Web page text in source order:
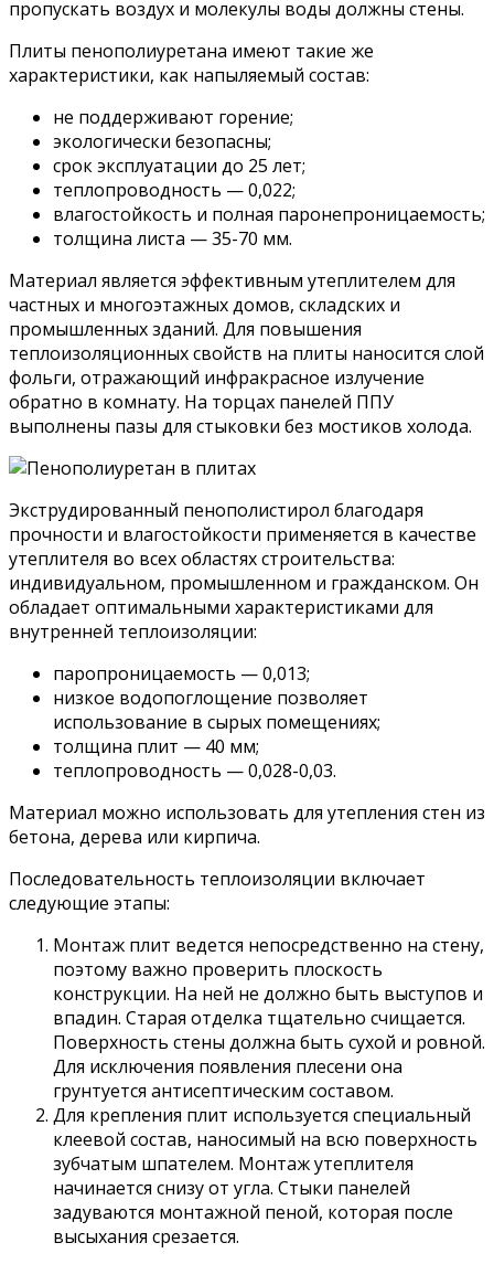
пропускать воздух и молекулы воды должны стены.
Плиты пенополиуретана имеют такие же
характеристики, как напыляемый состав:
не поддерживают горение;
экологически безопасны;
срок эксплуатации до 25 лет;
теплопроводность — 0,022;
влагостойкость и полная паронепроницаемость;
толщина листа — 35-70 мм.
Материал является эффективным утеплителем для
частных и многоэтажных домов, складских и
промышленных зданий. Для повышения
теплоизоляционных свойств на плиты наносится слой
фольги, отражающий инфракрасное излучение
обратно в комнату. На торцах панелей ППУ
выполнены пазы для стыковки без мостиков холода.
Экструдированный пенополистирол благодаря
прочности и влагостойкости применяется в качестве
утеплителя во всех областях строительства:
индивидуальном, промышленном и гражданском. Он
обладает оптимальными характеристиками для
внутренней теплоизоляции:
паропроницаемость — 0,013;
низкое водопоглощение позволяет
использование в сырых помещениях;
толщина плит — 40 мм;
теплопроводность — 0,028-0,03.
Материал можно использовать для утепления стен из
бетона, дерева или кирпича.
Последовательность теплоизоляции включает
следующие этапы:
Монтаж плит ведется непосредственно на стену,
поэтому важно проверить плоскость
конструкции. На ней не должно быть выступов и
впадин. Старая отделка тщательно счищается.
Поверхность стены должна быть сухой и ровной.
Для исключения появления плесени она
грунтуется антисептическим составом.
Для крепления плит используется специальный
клеевой состав, наносимый на всю поверхность
зубчатым шпателем. Монтаж утеплителя
начинается снизу от угла. Стыки панелей
задуваются монтажной пеной, которая после
высыхания срезается.